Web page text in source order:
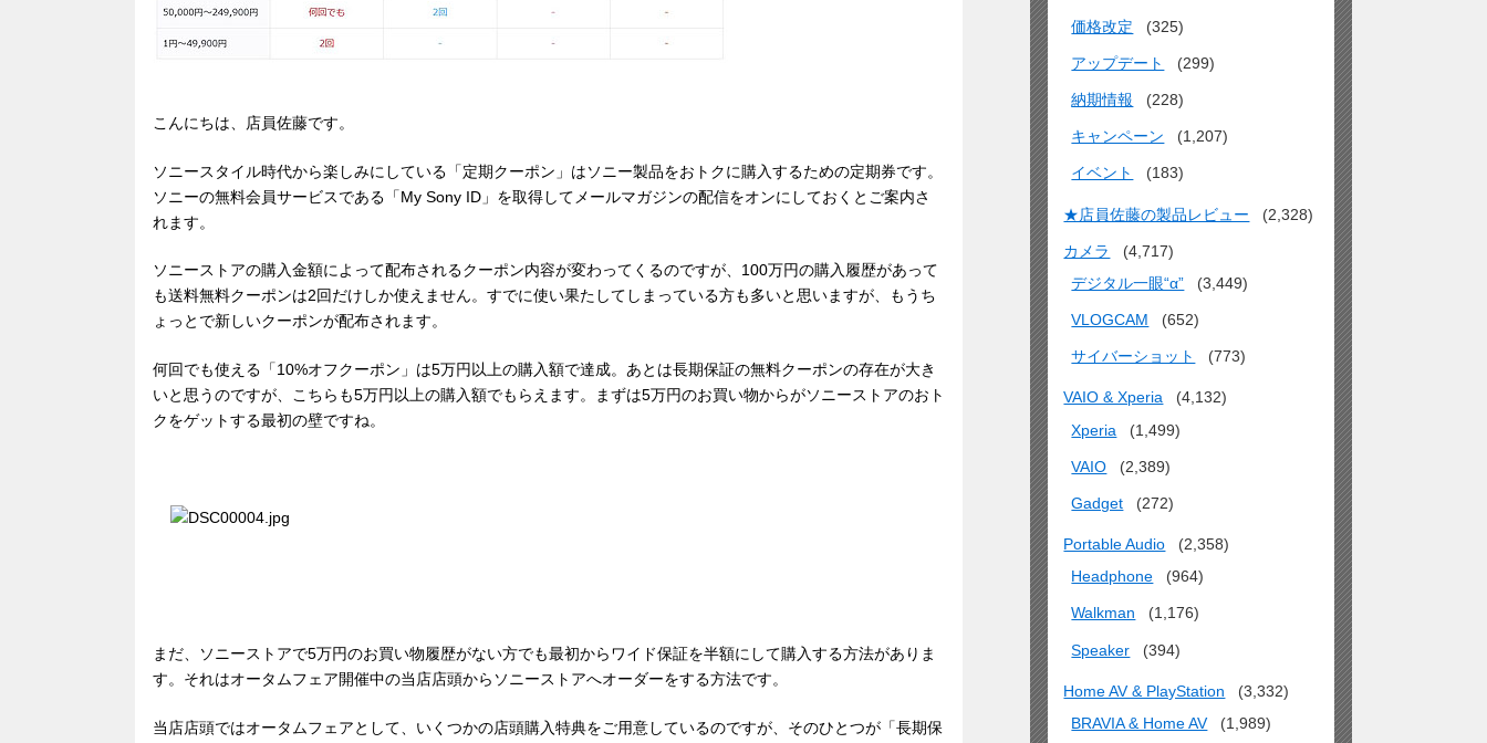
こんにちは、店員佐藤です。
ソニースタイル時代から楽しみにしている「定期クーポン」はソニー製品をおトクに購入するための定期券です。
ソニーの無料会員サービスである「My Sony ID」を取得してメールマガジンの配信をオンにしておくとご案内さ
れます。
ソニーストアの購入金額によって配布されるクーポン内容が変わってくるのですが、100万円の購入履歴があって
も送料無料クーポンは2回だけしか使えません。すでに使い果たしてしまっている方も多いと思いますが、もうち
ょっとで新しいクーポンが配布されます。
何回でも使える「10%オフクーポン」は5万円以上の購入額で達成。あとは長期保証の無料クーポンの存在が大き
いと思うのですが、こちらも5万円以上の購入額でもらえます。まずは5万円のお買い物からがソニーストアのおト
クをゲットする最初の壁ですね。
まだ、ソニーストアで5万円のお買い物履歴がない方でも最初からワイド保証を半額にして購入する方法がありま
す。それはオータムフェア開催中の当店店頭からソニーストアへオーダーをする方法です。
当店店頭ではオータムフェアとして、いくつかの店頭購入特典をご用意しているのですが、そのひとつが「長期保
価格改定 (325)
アップデート (299)
納期情報 (228)
キャンペーン (1,207)
イベント (183)
★店員佐藤の製品レビュー (2,328)
カメラ
(4,717)
デジタル一眼“α”
(3,449)
VLOGCAM (652)
サイバーショット (773)
VAIO & Xperia
(4,132)
Xperia
(1,499)
VAIO (2,389)
Gadget (272)
Portable Audio
(2,358)
Headphone
(964)
Walkman (1,176)
Speaker (394)
Home AV & PlayStation
(3,332)
BRAVIA & Home AV
(1,989)